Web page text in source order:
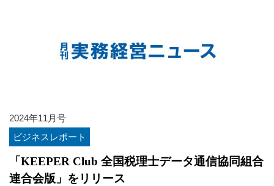
2024年11月号
ビジネスレポート
「KEEPER Club 全国税理士データ通信協同組合
連合会版」をリリース